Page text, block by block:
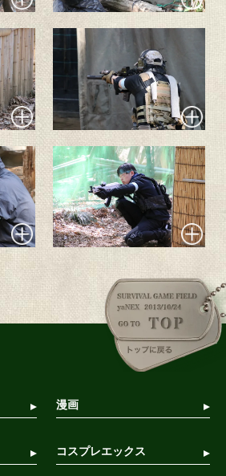
漫画
コスプレエックス